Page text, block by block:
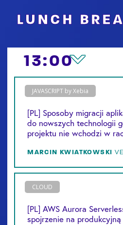
LUNCH
13:00
JAVASCRIPT by Xebia
[PL] Sposoby migracji
do nowszych technologii
projektu nie wchodzi w
MARCIN KWIATKOWSKI
CLOUD
[PL] AWS Aurora
spojrzenie na